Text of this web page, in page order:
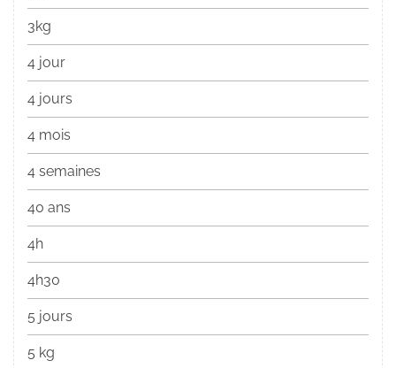
3kg
4 jour
4 jours
4 mois
4 semaines
40 ans
4h
4h30
5 jours
5 kg